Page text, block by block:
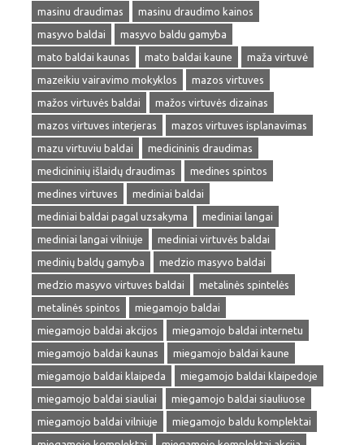
masinu draudimas
masinu draudimo kainos
masyvo baldai
masyvo baldu gamyba
mato baldai kaunas
mato baldai kaune
maža virtuvė
mazeikiu vairavimo mokyklos
mazos virtuves
mažos virtuvės baldai
mažos virtuvės dizainas
mazos virtuves interjeras
mazos virtuves isplanavimas
mazu virtuviu baldai
medicininis draudimas
medicininių išlaidų draudimas
medines spintos
medines virtuves
mediniai baldai
mediniai baldai pagal uzsakyma
mediniai langai
mediniai langai vilniuje
mediniai virtuvės baldai
medinių baldų gamyba
medzio masyvo baldai
medzio masyvo virtuves baldai
metalinės spintelės
metalinės spintos
miegamojo baldai
miegamojo baldai akcijos
miegamojo baldai internetu
miegamojo baldai kaunas
miegamojo baldai kaune
miegamojo baldai klaipeda
miegamojo baldai klaipedoje
miegamojo baldai siauliai
miegamojo baldai siauliuose
miegamojo baldai vilniuje
miegamojo baldu komplektai